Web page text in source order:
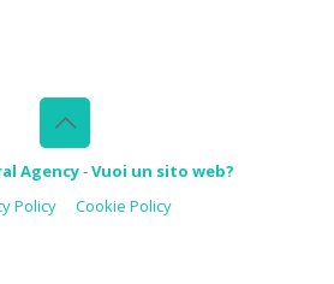
Agency-Vuoi un sito web?
Policy
Cookie Policy